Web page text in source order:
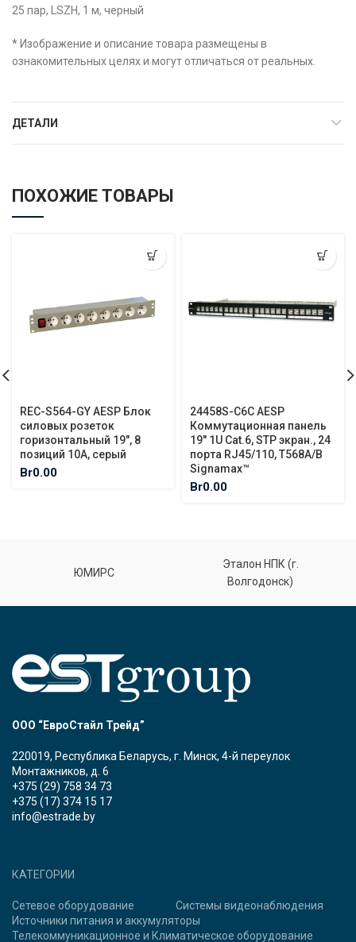
25 пар, LSZH, 1 м, черный
* Изображение и описание товара размещены в
ознакомительных целях и могут отличаться от реальных.
ДЕТАЛИ
ПОХОЖИЕ ТОВАРЫ
REC-S564-GY AESP Блок
силовых розеток
горизонтальный 19″, 8
позиций 10A, серый
Br0.00
24458S-C6C AESP
Коммутационная панель
19″ 1U Cat.6, STP экран., 24
порта RJ45/110, T568A/B
Signamax™
Br0.00
ЮМИРС
Эталон НПК (г.
Волгодонск)
ООО “ЕвроСтайл Трейд”
220019, Республика Беларусь, г. Минск, 4-й переулок
Монтажников, д. 6
+375 (29) 758 34 73
+375 (17) 374 15 17
info@estrade.by
КАТЕГОРИИ
Сетевое оборудование
Системы видеонаблюдения
Источники питания и аккумуляторы
Телекоммуникационное и Климатическое оборудование